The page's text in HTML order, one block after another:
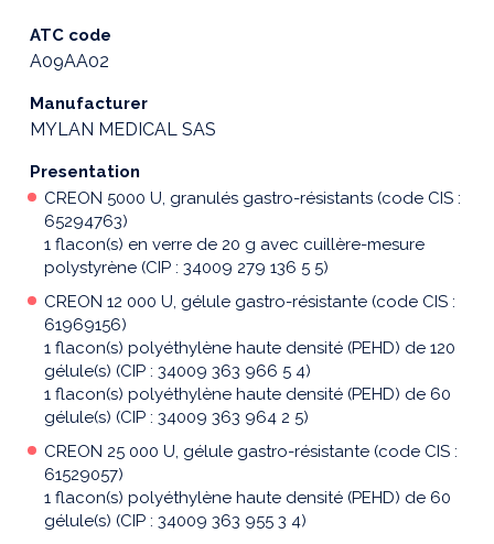
ATC code
A09AA02
Manufacturer
MYLAN MEDICAL SAS
Presentation
CREON 5000 U, granulés gastro-résistants (code CIS :
65294763)
1 flacon(s) en verre de 20 g avec cuillère-mesure
polystyrène (CIP : 34009 279 136 5 5)
CREON 12 000 U, gélule gastro-résistante (code CIS :
61969156)
1 flacon(s) polyéthylène haute densité (PEHD) de 120
gélule(s) (CIP : 34009 363 966 5 4)
1 flacon(s) polyéthylène haute densité (PEHD) de 60
gélule(s) (CIP : 34009 363 964 2 5)
CREON 25 000 U, gélule gastro-résistante (code CIS :
61529057)
1 flacon(s) polyéthylène haute densité (PEHD) de 60
gélule(s) (CIP : 34009 363 955 3 4)